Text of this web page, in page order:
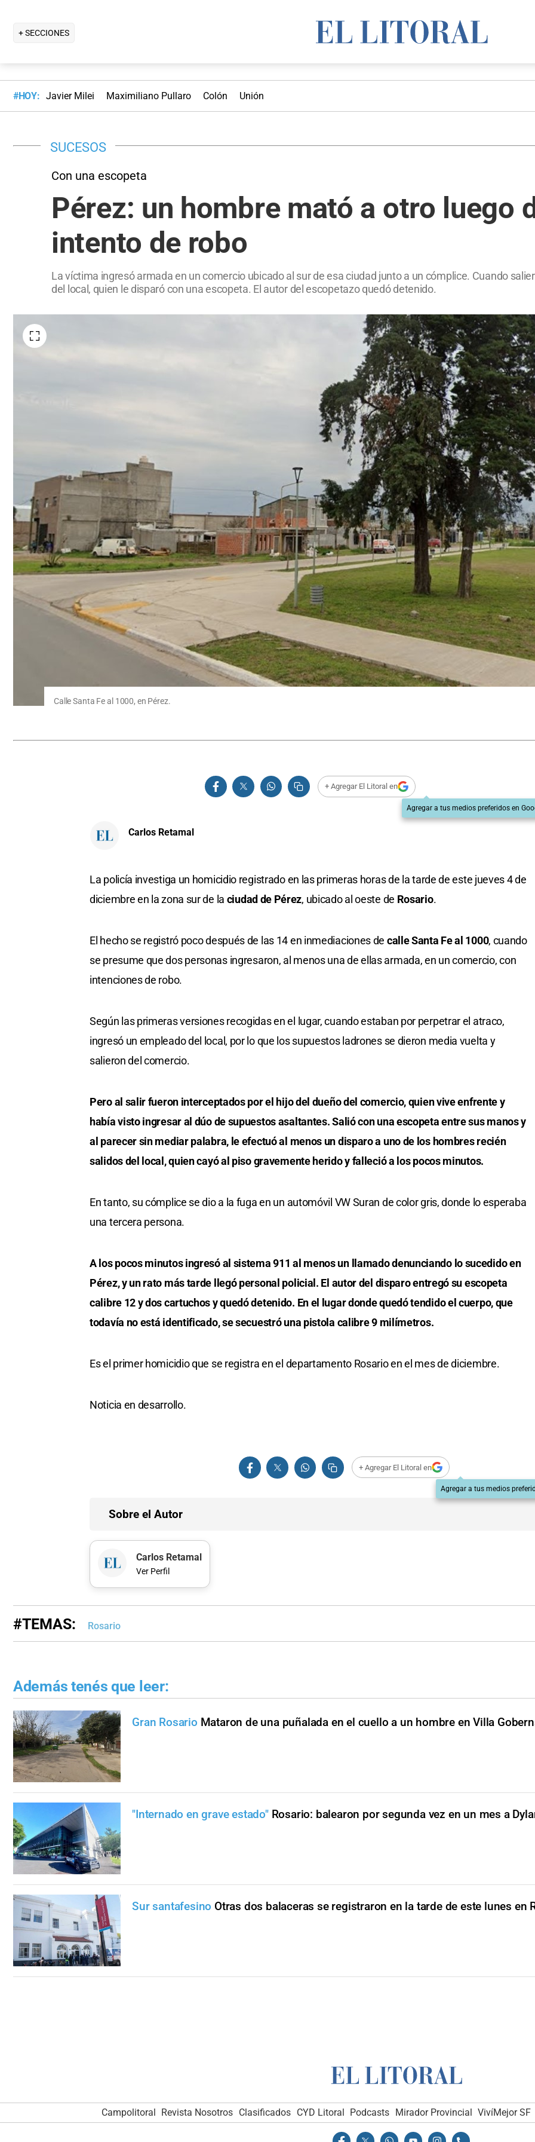
+ SECCIONES
#HOY: Javier Milei Maximiliano Pullaro Colón Unión
SUCESOS
Con una escopeta
Pérez: un hombre mató a otro luego
intento de robo
La víctima ingresó armada en un comercio ubicado al sur de esa ciudad junto a un cómplice. Cuando
del local, quien le disparó con una escopeta. El autor del escopetazo quedó detenido.
Calle Santa Fe al 1000, en Pérez.
+ Agregar El Litoral en
Agregar a tus medios preferidos en
Carlos Retamal
La policía investiga un homicidio registrado en las primeras horas de la tarde de este jueves 4 de
diciembre en la zona sur de la ciudad de Pérez, ubicado al oeste de Rosario.
El hecho se registró poco después de las 14 en inmediaciones de calle Santa Fe al 1000, cuando
se presume que dos personas ingresaron, al menos una de ellas armada, en un comercio, con
intenciones de robo.
Según las primeras versiones recogidas en el lugar, cuando estaban por perpetrar el atraco,
ingresó un empleado del local, por lo que los supuestos ladrones se dieron media vuelta y
salieron del comercio.
Pero al salir fueron interceptados por el hijo del dueño del comercio, quien vive enfrente y
había visto ingresar al dúo de supuestos asaltantes. Salió con una escopeta entre sus manos y
al parecer sin mediar palabra, le efectuó al menos un disparo a uno de los hombres recién
salidos del local, quien cayó al piso gravemente herido y falleció a los pocos minutos.
En tanto, su cómplice se dio a la fuga en un automóvil VW Suran de color gris, donde lo esperaba
una tercera persona.
A los pocos minutos ingresó al sistema 911 al menos un llamado denunciando lo sucedido en
Pérez, y un rato más tarde llegó personal policial. El autor del disparo entregó su escopeta
calibre 12 y dos cartuchos y quedó detenido. En el lugar donde quedó tendido el cuerpo, que
todavía no está identificado, se secuestró una pistola calibre 9 milímetros.
Es el primer homicidio que se registra en el departamento Rosario en el mes de diciembre.
Noticia en desarrollo.
+ Agregar El Litoral en
Agregar a tus medios
Sobre el Autor
Carlos Retamal
Ver Perfil
#TEMAS: Rosario
Además tenés que leer:
Gran Rosario Mataron de una puñalada en el cuello a un hombre en Villa
"Internado en grave estado" Rosario: balearon por segunda vez en un mes a
Sur santafesino Otras dos balaceras se registraron en la tarde de este lunes en
Campolitoral Revista Nosotros Clasificados CYD Litoral Podcasts Mirador Provincial VivíMejor SF